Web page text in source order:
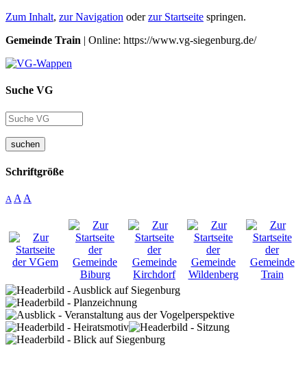
Zum Inhalt, zur Navigation oderzur Startseite springen.
Gemeinde Train | Online: https://www.vg-siegenburg.de/
Suche VG
suchen
Schriftgröße
A A A